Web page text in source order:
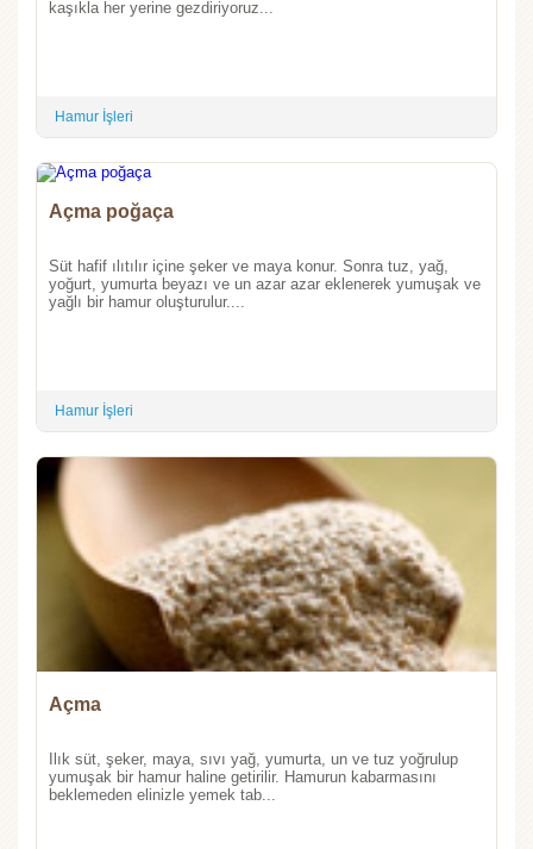
kaşıkla her yerine gezdiriyoruz...
Hamur İşleri
Açma poğaça
Süt hafif ılıtılır içine şeker ve maya konur. Sonra tuz, yağ,
yoğurt, yumurta beyazı ve un azar azar eklenerek yumuşak ve
yağlı bir hamur oluşturulur....
Hamur İşleri
Açma
Ilık süt, şeker, maya, sıvı yağ, yumurta, un ve tuz yoğrulup
yumuşak bir hamur haline getirilir. Hamurun kabarmasını
beklemeden elinizle yemek tab...